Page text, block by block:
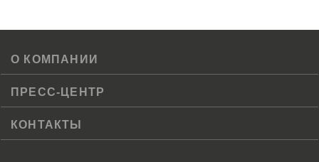
О КОМПАНИИ
ПРЕСС-ЦЕНТР
КОНТАКТЫ